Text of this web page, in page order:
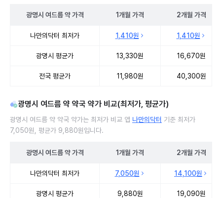
광명시 여드름 약가격 1개월 가격 2개월 가격
나만의닥터 최저가 1,410원 1,410원
광명시 평균가 13,330원 16,670원
전국 평균가 11,980원 40,300원
광명시 여드름 약 약국 약가 비교(최저가, 평균가)
광명시 여드름 약 약국 약가는 최저가 비교 앱 나만의닥터 기준 최저가
7,050원, 평균가 9,880원입니다.
광명시 여드름 약가격 1개월 가격 2개월 가격
나만의닥터 최저가 7,050원 14,100원
광명시 평균가 9,880원 19,090원